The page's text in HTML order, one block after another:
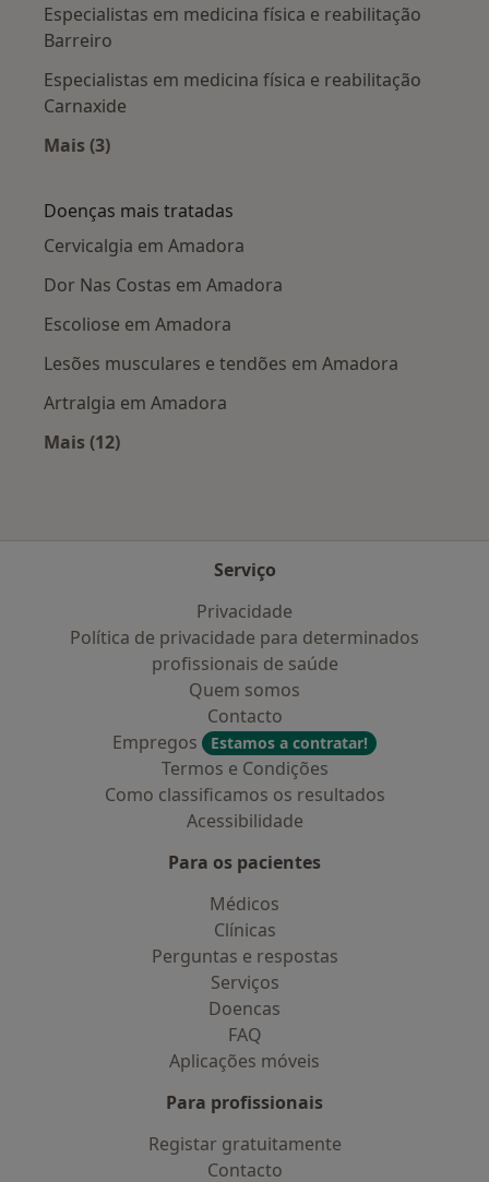
Especialistas em medicina física e reabilitação
Barreiro
Especialistas em medicina física e reabilitação
Carnaxide
Mais (3)
Doenças mais tratadas
Cervicalgia em Amadora
Dor Nas Costas em Amadora
Escoliose em Amadora
Lesões musculares e tendões em Amadora
Artralgia em Amadora
Mais (12)
Serviço
Privacidade
Política de privacidade para determinados
profissionais de saúde
Quem somos
Contacto
Empregos
Estamos a contratar!
Termos e Condições
Como classificamos os resultados
Acessibilidade
Para os pacientes
Médicos
Clínicas
Perguntas e respostas
Serviços
Doencas
FAQ
Aplicações móveis
Para profissionais
Registar gratuitamente
Contacto